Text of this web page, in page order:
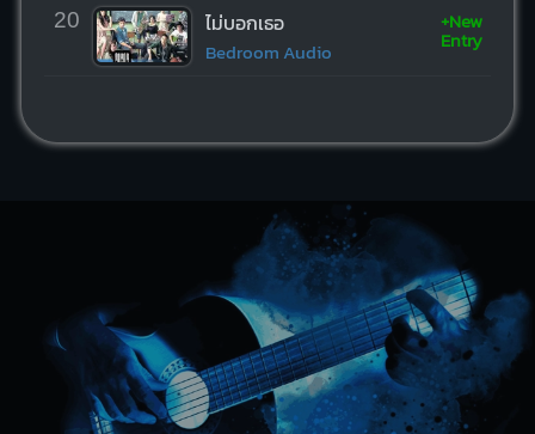
20 ไม่บอกเธอ
Bedroom Audio
+New
Entry